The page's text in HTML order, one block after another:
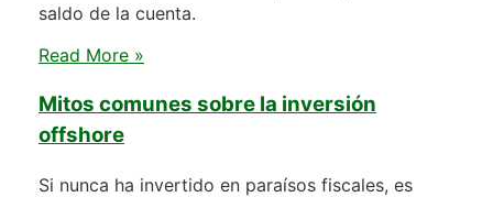
saldo de la cuenta.
Read More »
Mitos comunes sobre la inversión
offshore
Si nunca ha invertido en paraísos fiscales, es